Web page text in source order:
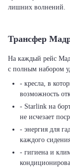
лишних волнений.
Трансфер
На каждый рейс
с полным набором
- кресла, в
возможность
- Starlink на
не исчезает
- энергия для
каждого
- гигиена и